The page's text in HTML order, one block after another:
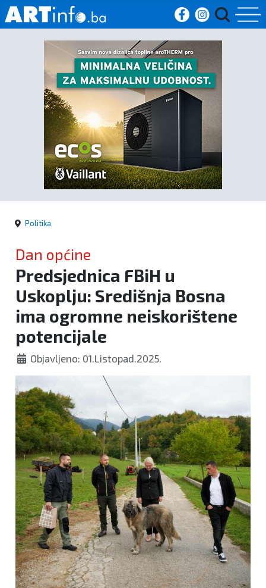
Početna
Vijesti
Sport
Kultura
Crna
kronika
Politika
Zanimljivosti
Politika
Dan općine
Predsjednica FBiH u
Uskoplju: Središnja Bosna
ima ogromne neiskorištene
potencijale
Objavljeno: 01.Listopad.2025.